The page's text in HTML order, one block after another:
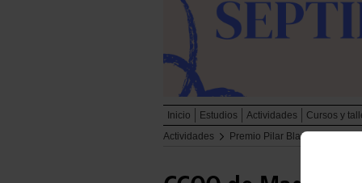
Inicio Estudios Actividades Cursos y
Actividades
Premio Pilar Blanco a la